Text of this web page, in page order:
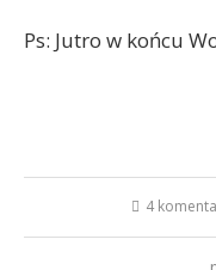
Ps: Jutro w końcu
4